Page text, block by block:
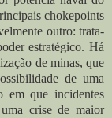
chokepoints
outro: trata-
estratégico. Há
de minas, que
de uma
em que incidentes
crise de maior